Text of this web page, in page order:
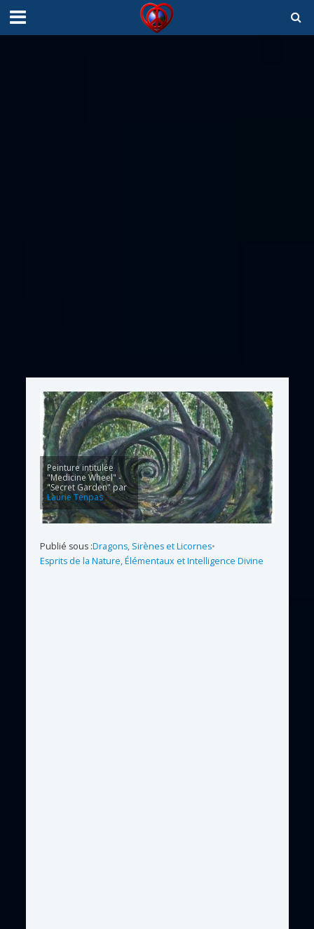
Peinture intitulée
"Medicine Wheel" -
"Secret Garden" par
Laurie Tenpas
Publié sous :Dragons, Sirènes et Licornes•
Esprits de la Nature, Élémentaux et Intelligence Divine